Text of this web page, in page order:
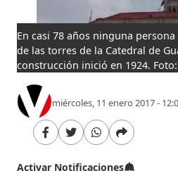
En casi 78 años ninguna
de las torres de la Catedral de
construcción inició en 1924.
miércoles, 11 enero 2017 -
Activar Notificaciones